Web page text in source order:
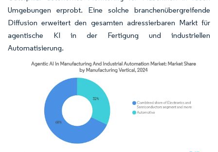
Umgebungen erprobt. Eine solche branchenübergreifende
Diffusion erweitert den gesamten adressierbaren Markt für
agentische KI in der Fertigung und industriellen
Automatisierung.